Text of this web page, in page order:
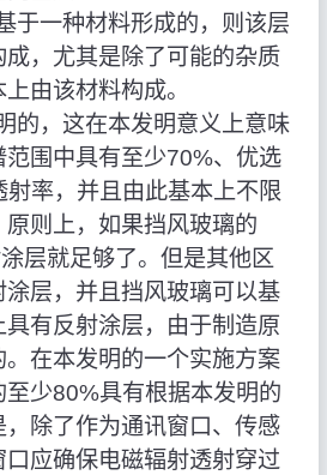
于一种材料形成的，则该层
，尤其是除了可能的杂质
由该材料构成。
的，这在本发明意义上意味
围中具有至少70%、优选
射率，并且由此基本上不限
则上，如果挡风玻璃的
层就足够了。但是其他区
层，并且挡风玻璃可以基
有反射涂层，由于制造原
。在本发明的一个实施方案
少80%具有根据本发明的
，除了作为通讯窗口、传感
应确保电磁辐射透射穿过